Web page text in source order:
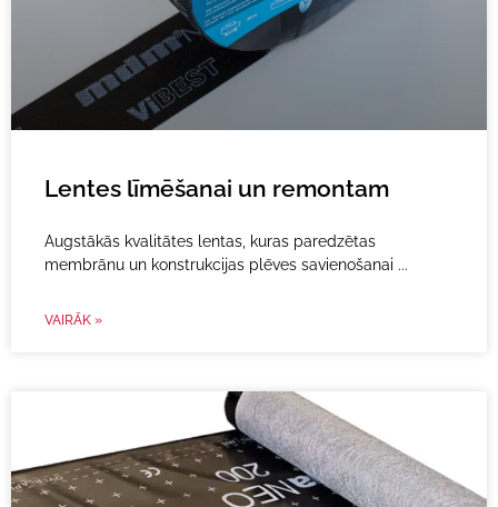
Lentes līmēšanai un remontam
Augstākās kvalitātes lentas, kuras paredzētas
membrānu un konstrukcijas plēves savienošanai
VAIRĀK »